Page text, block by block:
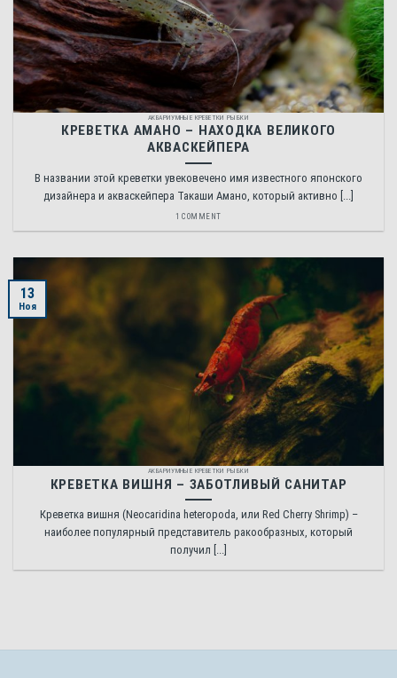
АКВАРИУМНЫЕ КРЕВЕТКИ РЫБКИ
КРЕВЕТКА АМАНО – НАХОДКА ВЕЛИКОГО
АКВАСКЕЙПЕРА
В названии этой креветки увековечено имя известного японского
дизайнера и акваскейпера Такаши Амано, который активно [...]
1 COMMENT
АКВАРИУМНЫЕ КРЕВЕТКИ РЫБКИ
КРЕВЕТКА ВИШНЯ – ЗАБОТЛИВЫЙ САНИТАР
Креветка вишня (Neocaridina heteropoda, или Red Cherry Shrimp) –
наиболее популярный представитель ракообразных, который
получил [...]
13
Ноя